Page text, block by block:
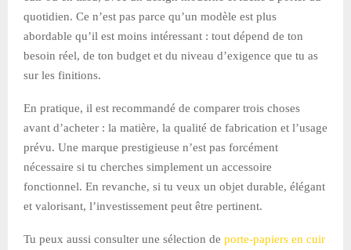
quotidien. Ce n’est pas parce qu’un modèle est plus
abordable qu’il est moins intéressant : tout dépend de ton
besoin réel, de ton budget et du niveau d’exigence que tu as
sur les finitions.
En pratique, il est recommandé de comparer trois choses
avant d’acheter : la matière, la qualité de fabrication et l’usage
prévu. Une marque prestigieuse n’est pas forcément
nécessaire si tu cherches simplement un accessoire
fonctionnel. En revanche, si tu veux un objet durable, élégant
et valorisant, l’investissement peut être pertinent.
Tu peux aussi consulter une sélection de porte-papiers en cuir